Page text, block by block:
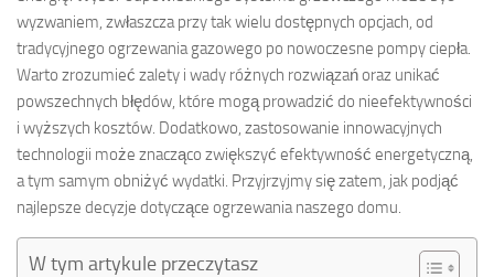
wyzwaniem, zwłaszcza przy tak wielu dostępnych opcjach, od
tradycyjnego ogrzewania gazowego po nowoczesne pompy ciepła.
Warto zrozumieć zalety i wady różnych rozwiązań oraz unikać
powszechnych błędów, które mogą prowadzić do nieefektywności
i wyższych kosztów. Dodatkowo, zastosowanie innowacyjnych
technologii może znacząco zwiększyć efektywność energetyczną,
a tym samym obniżyć wydatki. Przyjrzyjmy się zatem, jak podjąć
najlepsze decyzje dotyczące ogrzewania naszego domu.
W tym artykule przeczytasz